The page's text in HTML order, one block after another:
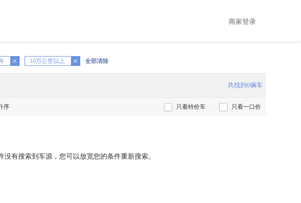
商家登录
10万公里以上
X 全部清除
共找到0辆车
只看特价车 只看一口价
序
没有搜索到车源，您可以放宽您的条件重新搜索。